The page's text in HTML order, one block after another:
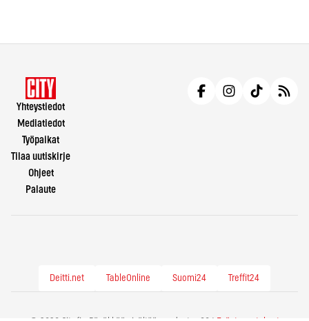
Yhteystiedot
Mediatiedot
Työpaikat
Tilaa uutiskirje
Ohjeet
Palaute
Deitti.net TableOnline Suomi24 Treffit24